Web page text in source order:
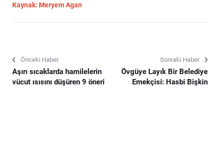
Kaynak: Meryem Agan
Önceki Haber
Aşırı sıcaklarda hamilelerin
vücut ısısını düşüren 9 öneri
Sonraki Haber
Övgüye Layık Bir Belediye
Emekçisi: Hasbi Bişkin